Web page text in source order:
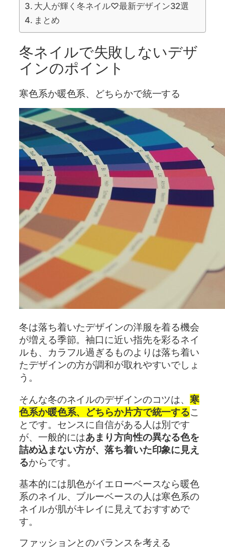
大人が輝く冬ネイル♡最新デザイン32選
まとめ
冬ネイルで失敗しないデザ
インのポイント
寒色系か暖色系、どちらかで統一する
冬は落ち着いたデザインの洋服を着る機会
が増える季節。袖口に近い指先を彩るネイ
ルも、カラフル過ぎるものよりは落ち着い
たデザインの方が調和が取れやすいでしょ
う。
そんな冬のネイルのデザインのコツは、寒
色系か暖色系、どちらか片方で統一するこ
とです。センスに自信がある人は別です
が、一般的にはあまり方向性の異なる色を
詰め込まない方が、落ち着いた印象に見え
るからです。
基本的には肌色がイエローベースなら暖色
系のネイル、ブルーベースの人は寒色系の
ネイルが肌がキレイに見えておすすめで
す。
ファッションとのバランスを考える